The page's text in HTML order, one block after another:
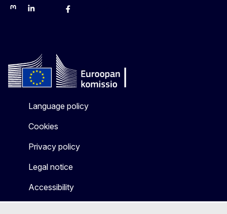
MastodonLinkedInBlueskyFacebook
Language policy
Cookies
Privacy policy
Legal notice
Accessibility